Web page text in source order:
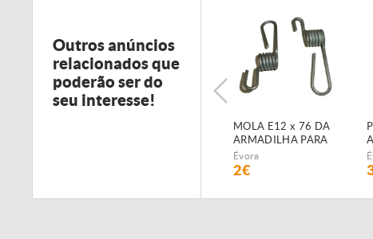
Outros anúncios
relacionados que
poderão ser do
seu interesse!
Porca do Parafuso de
Afinação p/ FI-70